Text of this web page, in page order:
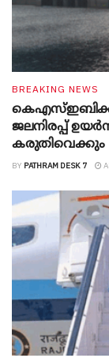
BREAKING NEWS
ജലനിരപ്പ്
കരുതിവെക്കും
BY PATHRAM DESK 7